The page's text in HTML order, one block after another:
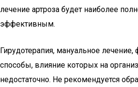
лечение артроза будет наиболее
эффективным.
Гирудотерапия, мануальное лечение,
способы, влияние которых на
недостаточно. Не рекомендуется